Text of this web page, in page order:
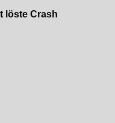
löste Crash